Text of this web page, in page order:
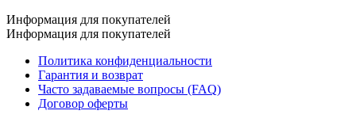
Информация для покупателей
Информация для покупателей
Политика конфиденциальности
Гарантия и возврат
Часто задаваемые вопросы (FAQ)
Договор оферты